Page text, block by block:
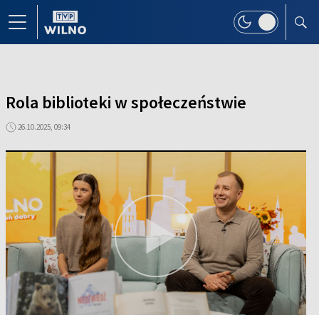
Rola biblioteki w społeczeństwie
26.10.2025, 09:34